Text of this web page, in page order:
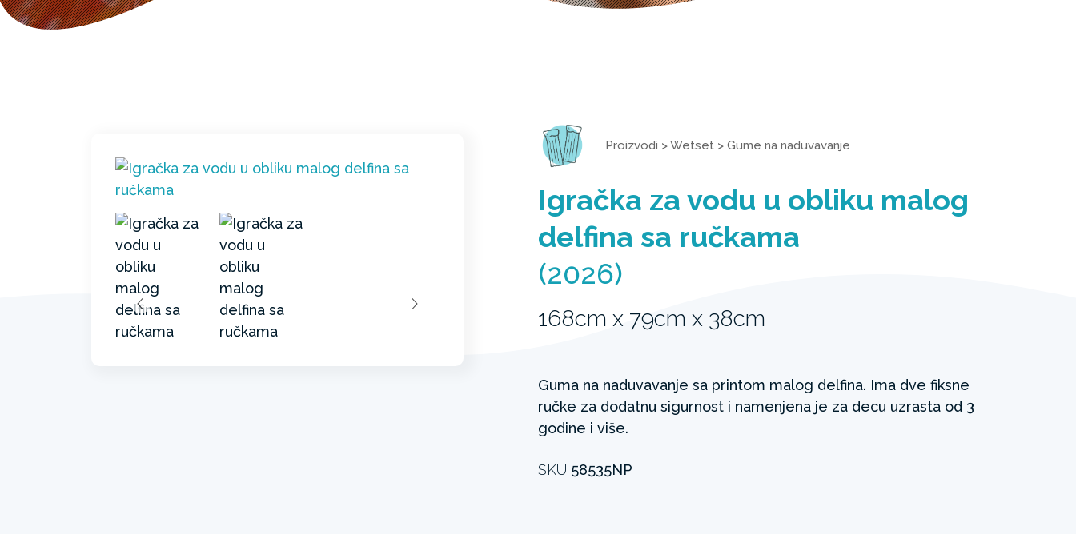
Proizvodi >Wetset > Gume na naduvavanje
Igračka za vodu u obliku malog
delfina sa ručkama
(2026)
168cm x 79cm x 38cm
Guma na naduvavanje sa printom malog delfina. Ima dve fiksne
ručke za dodatnu sigurnost i namenjena je za decu uzrasta od 3
godine i više.
SKU 58535NP